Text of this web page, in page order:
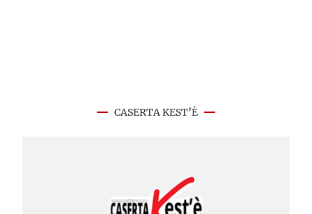
CASERTA KEST’È